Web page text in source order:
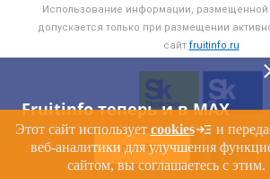
Fruitinfo теперь и в MAX
ПЕРЕЙТИ
Использование информации, размещенной
допускается только при размещении
сайт fruitinfo.ru
Этот сайт использует cookies
и
веб-аналитики для улучшения
сайтом, вы соглашаетесь с этим.